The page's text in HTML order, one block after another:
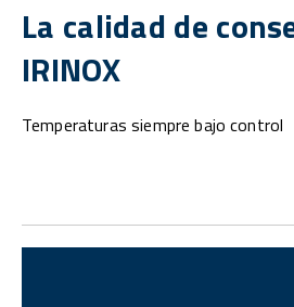
La calidad de
IRINOX
Temperaturas siempre bajo control